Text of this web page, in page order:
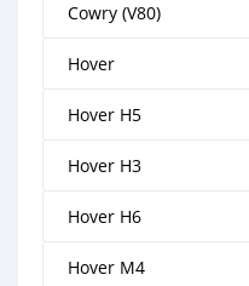
Cowry (V80)
Hover
Hover H5
Hover H3
Hover H6
Hover M4